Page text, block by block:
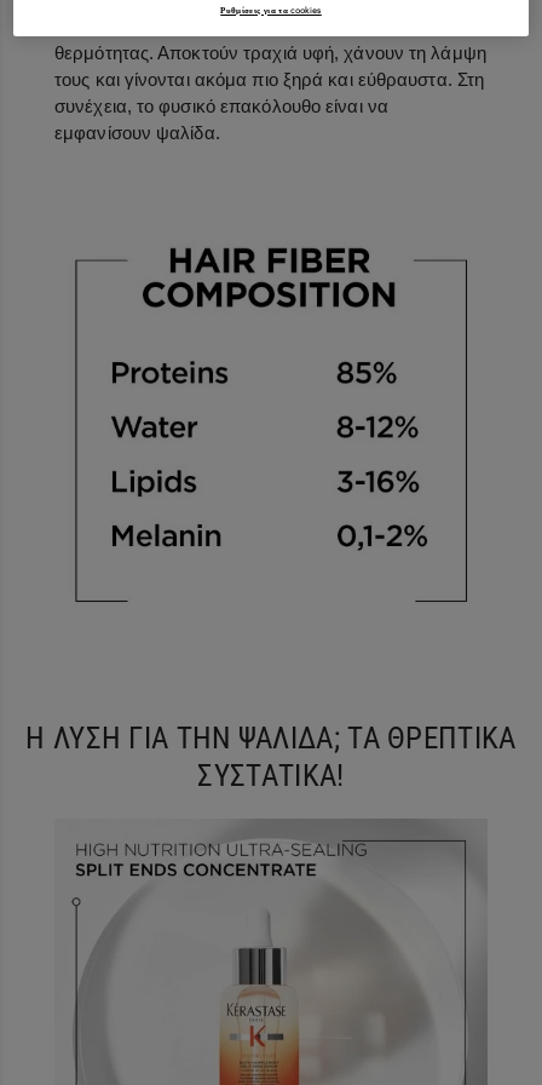
θερμότητας. Αποκτούν τραχιά υφή, χάνουν τη λάμψη
τους και γίνονται ακόμα πιο ξηρά και εύθραυστα. Στη
συνέχεια, το φυσικό επακόλουθο είναι να
εμφανίσουν ψαλίδα.
Η ΛΥΣΗ ΓΙΑ ΤΗΝ ΨΑΛΙΔΑ; ΤΑ ΘΡΕΠΤΙΚΑ
ΣΥΣΤΑΤΙΚΑ!
Ρυθμίσεις για τα cookies